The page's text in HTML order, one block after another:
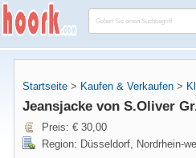
Startseite > Kaufen & Verkaufen >
Jeansjacke von S.Oliver
Preis: € 30,00
Region: Düsseldorf, Nordrhein-